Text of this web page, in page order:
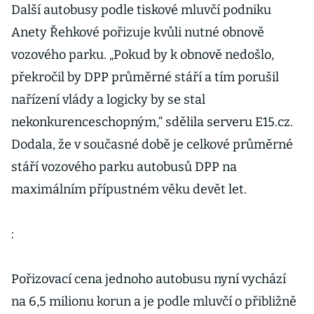
Další autobusy podle tiskové mluvčí podniku
Anety Řehkové pořizuje kvůli nutné obnově
vozového parku. „Pokud by k obnově nedošlo,
překročil by DPP průměrné stáří a tím porušil
nařízení vlády a logicky by se stal
nekonkurenceschopným,“ sdělila serveru E15.cz.
Dodala, že v současné době je celkové průměrné
stáří vozového parku autobusů DPP na
maximálním přípustném věku devět let.
:
Pořizovací cena jednoho autobusu nyní vychází
na 6,5 milionu korun a je podle mluvčí o přibližně